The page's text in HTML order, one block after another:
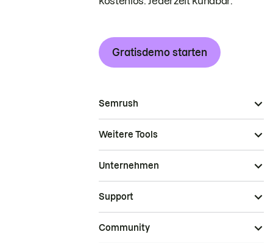
Gratisdemo starten
Semrush
Weitere Tools
Unternehmen
Support
Community